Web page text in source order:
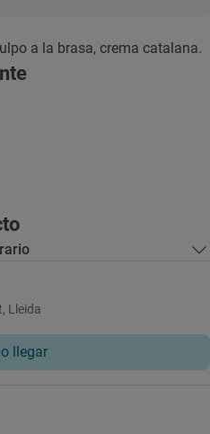
a la brasa, crema catalana.
Lleida
llegar